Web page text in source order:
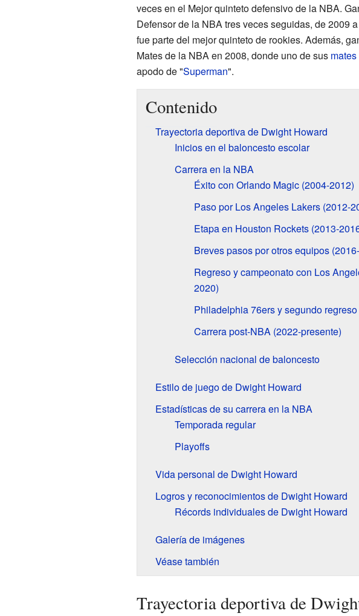
veces en el Mejor quinteto defensivo de la NBA.
Defensor de la NBA tres veces seguidas, de 2009
fue parte del mejor quinteto de rookies. Además,
Mates de la NBA en 2008, donde uno de sus mates
apodo de "Superman".
Contenido
Trayectoria deportiva de Dwight Howard
Inicios en el baloncesto escolar
Carrera en la NBA
Éxito con Orlando Magic (2004-2012)
Paso por Los Angeles Lakers (2012-
Etapa en Houston Rockets (2013-
Breves pasos por otros equipos
Regreso y campeonato con Los
2020)
Philadelphia 76ers y segundo
Carrera post-NBA (2022-presente)
Selección nacional de baloncesto
Estilo de juego de Dwight Howard
Estadísticas de su carrera en la NBA
Temporada regular
Playoffs
Vida personal de Dwight Howard
Logros y reconocimientos de Dwight Howard
Récords individuales de Dwight Howard
Galería de imágenes
Véase también
Trayectoria deportiva de